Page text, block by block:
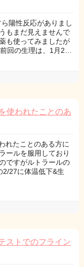
陽性反応がありまし
もまだ見えませんで
も使ってみましたが
回の生理は、1月2…
使われたことのあ
れたことのある方に
ールを服用しており
ですがルトラールの
2/27に体温低下&生
ストでのフライン